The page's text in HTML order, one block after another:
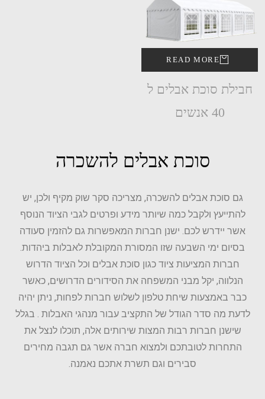
READ MORE
חבילת סוכת אבלים ל
40 אנשים
סוכת אבלים להשכרה
גם סוכת אבלים להשכרה, מצריכה סקר שוק מקיף ולכן, יש
להתייעץ ולקבל כמה שיותר מידע ופרטים לגבי הציוד הנוסף
אשר יידרש לכם. ישנן חברות המאפשרות גם להזמין סעודה
בסיום ימי השבעה שזו המסורת המקובלת לאבלות ביהדות.
חברות המציעות ציוד כגון סוכת אבלים וכל הציוד הדרוש
הנלווה, יקל מבני המשפחה את הסידורים הדרושים, כאשר
כבר באמצעות שיחת טלפון לשלוש חברות לפחות, ניתן יהיה
לדעת מה סדר הגודל של התקציב עבור מנהגי האבלות . בגלל
שישנן חברות רבות המצות שירותים אלה, תוכלו לנצל את
התחרות לטובתכם ולמצוא חברה אשר גם תגבה מחירים
סבירים וגם תשרת אתכם נאמנה.